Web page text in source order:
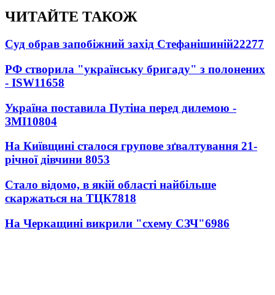
ЧИТАЙТЕ ТАКОЖ
Суд обрав запобіжний захід Стефанішиній22277
РФ створила "українську бригаду" з полонених
- ISW11658
Україна поставила Путіна перед дилемою -
ЗМІ10804
На Київщині сталося групове зґвалтування 21-
річної дівчини 8053
Стало відомо, в якій області найбільше
скаржаться на ТЦК7818
На Черкащині викрили "схему СЗЧ"6986